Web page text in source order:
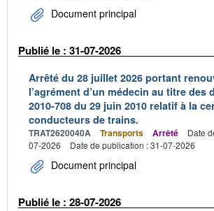
Document principal
Publié le : 31-07-2026
Arrêté du 28 juillet 2026 portant
l’agrément d’un médecin au titre des
2010-708 du 29 juin 2010 relatif à la
conducteurs de trains.
TRAT2620040A Transports Arrêté
Date
07-2026
Date de publication : 31-07-2026
Document principal
Publié le : 28-07-2026